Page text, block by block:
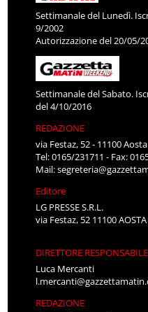
Settimanale del Lunedì.
9/2002
Autorizzazione del 20/05/
Settimanale del Sabato.
del 4/10/2016
REDAZIONE
via Festaz, 52 - 11100 Aosta
Tel: 0165/231711 - Fax:
Mail:
Editore
LG PRESSE S.R.L.
via Festaz, 52 11100 AOSTA
DIRETTORE RESPONSABILE
Luca Mercanti
REDAZIONE